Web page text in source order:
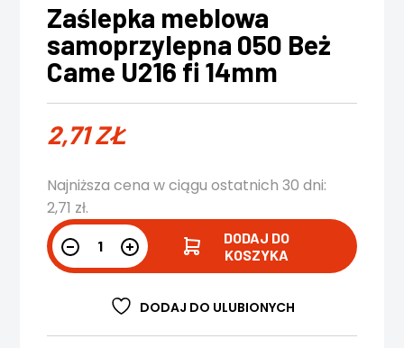
Zaślepka meblowa
samoprzylepna 050 Beż
Came U216 fi 14mm
2,71ZŁ
Najniższa cena w ciągu ostatnich 30 dni:
2,71 zł.
DODAJ DO
KOSZYKA
DODAJ DO ULUBIONYCH